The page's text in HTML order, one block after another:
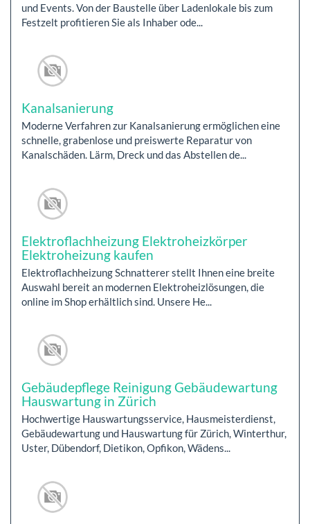
und Events. Von der Baustelle über Ladenlokale bis zum
Festzelt profitieren Sie als Inhaber ode...
Kanalsanierung
Moderne Verfahren zur Kanalsanierung ermöglichen eine
schnelle, grabenlose und preiswerte Reparatur von
Kanalschäden. Lärm, Dreck und das Abstellen de...
Elektroflachheizung Elektroheizkörper
Elektroheizung kaufen
Elektroflachheizung Schnatterer stellt Ihnen eine breite
Auswahl bereit an modernen Elektroheizlösungen, die
online im Shop erhältlich sind. Unsere He...
Gebäudepflege Reinigung Gebäudewartung
Hauswartung in Zürich
Hochwertige Hauswartungsservice, Hausmeisterdienst,
Gebäudewartung und Hauswartung für Zürich, Winterthur,
Uster, Dübendorf, Dietikon, Opfikon, Wädens...